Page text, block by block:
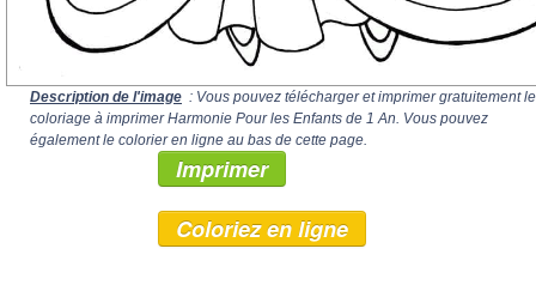
Description de l'image : Vous pouvez télécharger et imprimer gratuitement le
coloriage à imprimer Harmonie Pour les Enfants de 1 An. Vous pouvez
également le colorier en ligne au bas de cette page.
Imprimer
Coloriez en ligne